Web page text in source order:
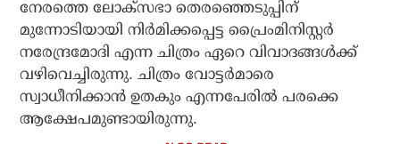
നേരത്തെ ലോക്‌സഭാ തെരഞ്ഞെടുപ്പിന്
മുന്നോടിയായി നിര്‍മിക്കപ്പെട്ട പ്രൈംമിനിസ്റ്റര്‍
നരേന്ദ്രമോദി എന്ന ചിത്രം ഏറെ വിവാദങ്ങള്‍ക്ക്
വഴിവെച്ചിരുന്നു. ചിത്രം വോട്ടര്‍മാരെ
സ്വാധീനിക്കാന്‍ ഉതകും എന്നപേരില്‍ പരക്കെ
ആക്ഷേപമുണ്ടായിരുന്നു.